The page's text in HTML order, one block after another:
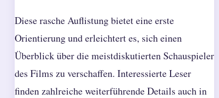
Diese rasche Auflistung bietet eine erste
Orientierung und erleichtert es, sich einen
Überblick über die meistdiskutierten Schauspieler
des Films zu verschaffen. Interessierte Leser
finden zahlreiche weiterführende Details auch in